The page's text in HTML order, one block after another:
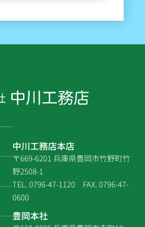
中川工務店本店
〒669-6201 兵庫県豊岡市竹野町竹
野2508-1
TEL. 0796-47-1120 FAX. 0796-47-
0600
豊岡本社